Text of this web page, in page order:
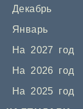
Декабрь
Январь
На 2027 год
На 2026 год
На 2025 год